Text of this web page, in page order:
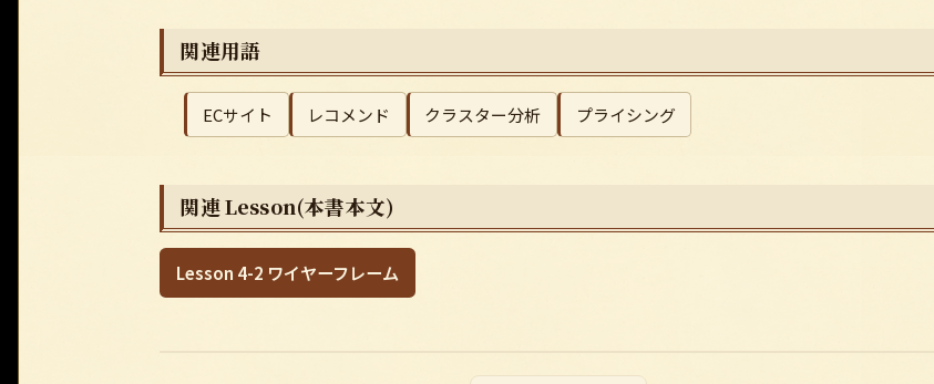
関連用語
ECサイト レコメンド クラスター分析 プライシング
関連 Lesson(本書本文)
Lesson 4-2 ワイヤーフレーム